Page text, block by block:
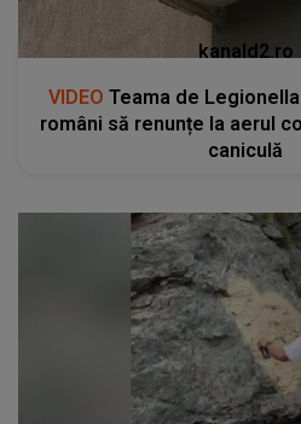
kanald2.ro
VIDEO Teama de
români să renunțe la aerul
caniculă